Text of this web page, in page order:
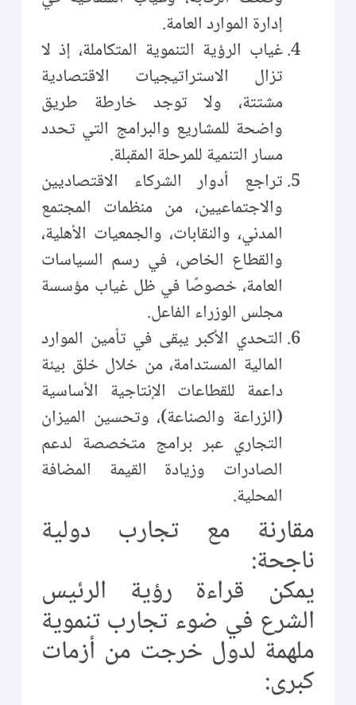
إدارة الموارد العامة.
غياب الرؤية التنموية المتكاملة، إذ لا
تزال الاستراتيجيات الاقتصادية
مشتتة، ولا توجد خارطة طريق
واضحة للمشاريع والبرامج التي تحدد
مسار التنمية للمرحلة المقبلة.
تراجع أدوار الشركاء الاقتصاديين
والاجتماعيين، من منظمات المجتمع
المدني، والنقابات، والجمعيات الأهلية،
والقطاع الخاص، في رسم السياسات
العامة، خصوصًا في ظل غياب مؤسسة
مجلس الوزراء الفاعل.
التحدي الأكبر يبقى في تأمين الموارد
المالية المستدامة، من خلال خلق بيئة
داعمة للقطاعات الإنتاجية الأساسية
(الزراعة والصناعة)، وتحسين الميزان
التجاري عبر برامج متخصصة لدعم
الصادرات وزيادة القيمة المضافة
المحلية.
مقارنة مع تجارب دولية
ناجحة:
يمكن قراءة رؤية الرئيس
الشرع في ضوء تجارب تنموية
ملهمة لدول خرجت من أزمات
كبرى: